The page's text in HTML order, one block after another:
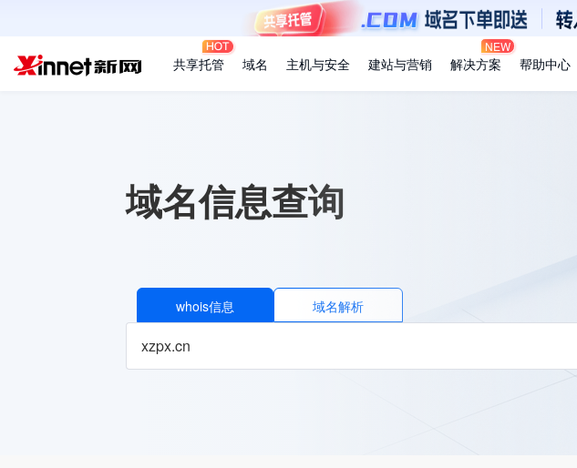
共享托管 域名 主机与安全 建站与营销 解决方案
NEW
帮助中心
域名信息查询
whois信息 域名解析